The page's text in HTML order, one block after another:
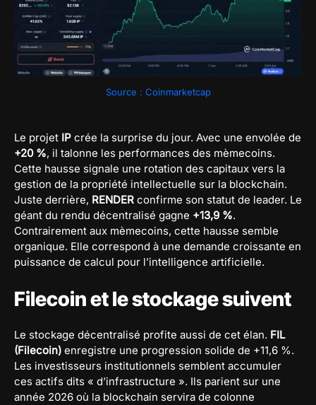
Source : Coinmarketcap
Le projet IP crée la surprise du jour. Avec une envolée de
+20 %, il talonne les performances des mèmecoins.
Cette hausse signale une rotation des capitaux vers la
gestion de la propriété intellectuelle sur la blockchain.
Juste derrière, RENDER confirme son statut de leader. Le
géant du rendu décentralisé gagne +13,9 %.
Contrairement aux mèmecoins, cette hausse semble
organique. Elle correspond à une demande croissante en
puissance de calcul pour l’intelligence artificielle.
Filecoin et le stockage suivent
Le stockage décentralisé profite aussi de cet élan. FIL
(Filecoin) enregistre une progression solide de +11,6 %.
Les investisseurs institutionnels semblent accumuler
ces actifs dits « d’infrastructure ». Ils parient sur une
année 2026 où la blockchain servira de colonne